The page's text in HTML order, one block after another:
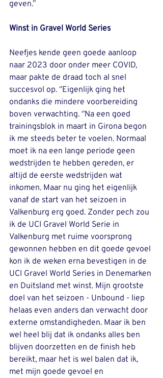
geven.’’
Winst in Gravel World Series
﻿Neefjes kende geen goede aanloop
naar 2023 door onder meer COVID,
maar pakte de draad toch al snel
succesvol op. ‘’Eigenlijk ging het
ondanks die mindere voorbereiding
boven verwachting. ‘’Na een goed
trainingsblok in maart in Girona begon
ik me steeds beter te voelen. Normaal
moet ik na een lange periode geen
wedstrijden te hebben gereden, er
altijd de eerste wedstrijden wat
inkomen. Maar nu ging het eigenlijk
vanaf de start van het seizoen in
Valkenburg erg goed. Zonder pech zou
ik de UCI Gravel World Serie in
Valkenburg met ruime voorsprong
gewonnen hebben en dit goede gevoel
kon ik de weken erna bevestigen in de
UCI Gravel World Series in Denemarken
en Duitsland met winst. Mijn grootste
doel van het seizoen - Unbound - liep
helaas even anders dan verwacht door
externe omstandigheden. Maar ik ben
wel heel blij dat ik ondanks alles ben
blijven doorzetten en de finish heb
bereikt, maar het is wel balen dat ik,
met mijn goede gevoel en